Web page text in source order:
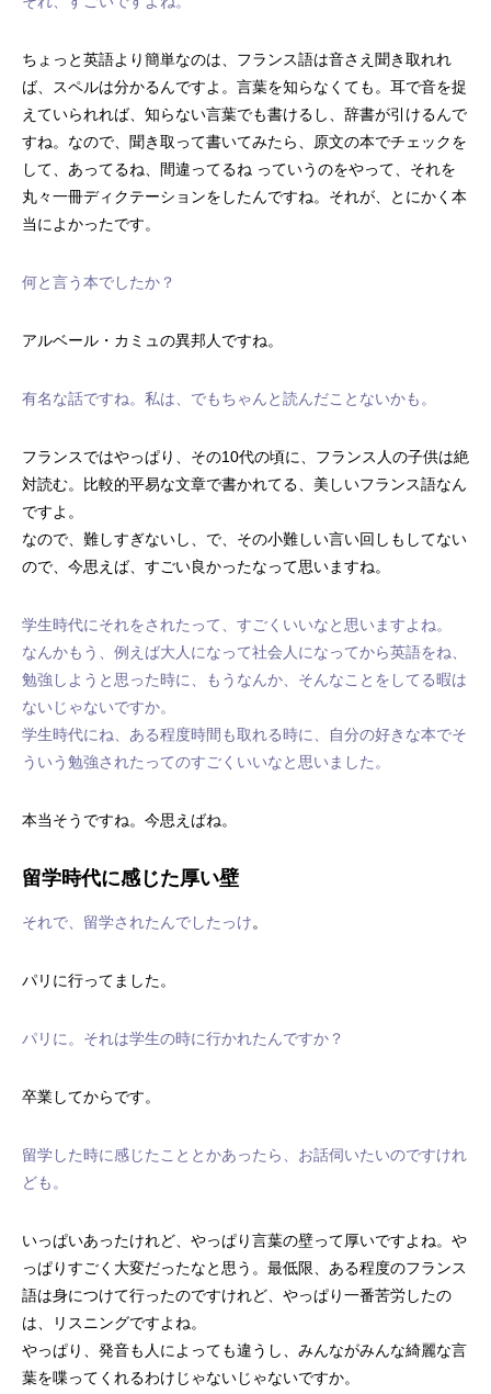
ちょっと英語より簡単なのは、フランス語は音さえ聞き取れれ
ば、スペルは分かるんですよ。言葉を知らなくても。耳で音を捉
えていられれば、知らない言葉でも書けるし、辞書が引けるんで
すね。なので、聞き取って書いてみたら、原文の本でチェックを
して、あってるね、間違ってるね っていうのをやって、それを
丸々一冊ディクテーションをしたんですね。それが、とにかく本
当によかったです。
何と言う本でしたか？
アルベール・カミュの異邦人ですね。
有名な話ですね。私は、でもちゃんと読んだことないかも。
フランスではやっぱり、その10代の頃に、フランス人の子供は絶
対読む。比較的平易な文章で書かれてる、美しいフランス語なん
ですよ。
なので、難しすぎないし、で、その小難しい言い回しもしてない
ので、今思えば、すごい良かったなって思いますね。
学生時代にそれをされたって、すごくいいなと思いますよね。
なんかもう、例えば大人になって社会人になってから英語をね、
勉強しようと思った時に、もうなんか、そんなことをしてる暇は
ないじゃないですか。
学生時代にね、ある程度時間も取れる時に、自分の好きな本でそ
ういう勉強されたってのすごくいいなと思いました。
本当そうですね。今思えばね。
留学時代に感じた厚い壁
それで、留学されたんでしたっけ。
パリに行ってました。
パリに。それは学生の時に行かれたんですか？
卒業してからです。
留学した時に感じたこととかあったら、お話伺いたいのですけれ
ども。
いっぱいあったけれど、やっぱり言葉の壁って厚いですよね。や
っぱりすごく大変だったなと思う。最低限、ある程度のフランス
語は身につけて行ったのですけれど、やっぱり一番苦労したの
は、リスニングですよね。
やっぱり、発音も人によっても違うし、みんながみんな綺麗な言
葉を喋ってくれるわけじゃないじゃないですか。